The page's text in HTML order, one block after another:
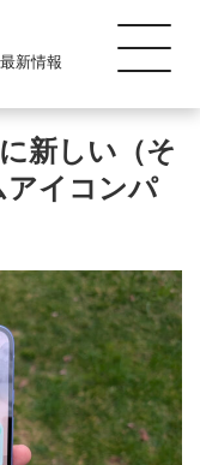
新情報
新しい（そ
アイコンパ